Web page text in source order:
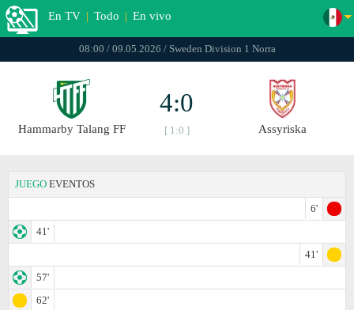
En TV | Todo | En vivo
08:00 / 09.05.2026 / Sweden Division 1 Norra
Hammarby Talang FF
4:0
[ 1:0 ] Assyriska
JUEGO EVENTOS
6'
41'
41'
57'
62'